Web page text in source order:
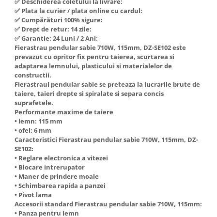
Nivela de masurat
Pistoale de impact electrice si
pneumatice
Pistoale de vopsit
Prelungitoare
Polizoare electrice de banc si
unghiulare
Rindele si freze pentru lemn
Redresoare auto - roboti de
pornire
Suflante cu aer cald
Scari metalice
Strungurii
Scule cu acumulator
Scule pentru electricieni
Hote Telescopice
Hote Traditionale
Hote Incorporabile
Hote Country
Hote Insula
Hote Cupolare
Accesorii, consumabile hote
Masini de tocat carne
Masini de carnati ( CARNATARI )
Masini de spalat vase
Masini de spalat vase incorporabile
Masini de spalat vase
independente
Masini de spalat rufe
Masini de spalat rufe frontale
Masini de spalat rufe verticale
✅ Plata la curier / plata online cu cardul:
✅ Cumpărături 100% sigure:
✅ Drept de retur: 14 zile:
✅ Garantie: 24 Luni / 2 Ani:
Fierastrau pendular sabie 710W, 115mm, DZ-SE102 este
prevazut cu opritor fix pentru taierea, scurtarea si
adaptarea lemnului, plasticului si materialelor de
constructii.
Fierastraul pendular sabie se preteaza la lucrarile brute de
taiere, taieri drepte si spiralate si separa concis
suprafetele.
Performante maxime de taiere
• lemn: 115 mm
• ofel: 6 mm
Caracteristici Fierastrau pendular sabie 710W, 115mm, DZ-
SE102:
• Reglare electronica a vitezei
• Blocare intrerupator
• Maner de prindere moale
• Schimbarea rapida a panzei
• Pivot lama
Accesorii standard Fierastrau pendular sabie 710W, 115mm:
• Panza pentru lemn